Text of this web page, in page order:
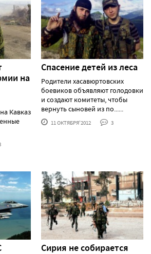
на
Кавказ
Спасение детей из леса
Родители хасавюртовских
боевиков объявляют голодовки
и создают комитеты, чтобы
вернуть сыновей из по......
11 ОКТЯБРЯ'2012 3
Сирия не собирается